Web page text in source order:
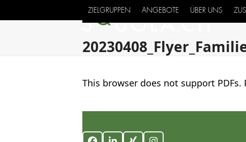
to
ZIELGRUPPEN ANGEBOTE ÜBER UNS
This browser does not support